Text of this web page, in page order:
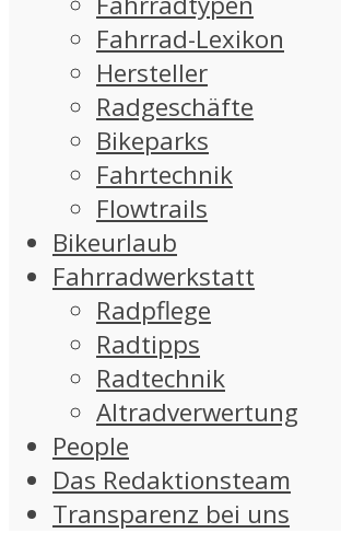
Fahrrad-Lexikon
Hersteller
Radgeschäfte
Bikeparks
Fahrtechnik
Flowtrails
Bikeurlaub
Fahrradwerkstatt
Radpflege
Radtipps
Radtechnik
Altradverwertung
People
Das Redaktionsteam
Transparenz bei uns